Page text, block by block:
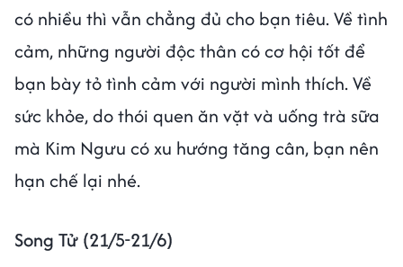
có nhiều thì vẫn chẳng đủ cho bạn tiêu. Về tình
cảm, những người độc thân có cơ hội tốt để
bạn bày tỏ tình cảm với người mình thích. Về
sức khỏe, do thói quen ăn vặt và uống trà sữa
mà Kim Ngưu có xu hướng tăng cân, bạn nên
hạn chế lại nhé.
Song Tử (21/5-21/6)